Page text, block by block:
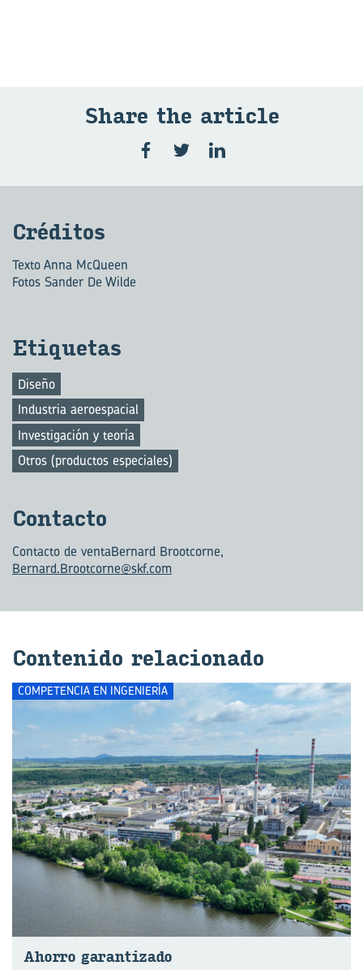
Share the ar­ti­cle
Cré­di­tos
Texto Anna McQueen
Fotos Sander De Wilde
Eti­que­tas
Diseño
Industria aeroespacial
Investigación y teoría
Otros (productos especiales)
Con­tac­to
Contacto de ventaBernard Brootcorne,
Bernard.Brootcorne@skf.com
Con­te­ni­do re­la­cio­na­do
COMPETENCIA EN INGENIERÍA
Aho­rro ga­ran­ti­za­do